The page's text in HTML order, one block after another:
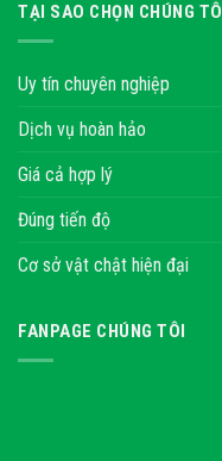
TẠI SAO CHỌN CHÚNG TÔI
Uy tín chuyên nghiệp
Dịch vụ hoàn hảo
Giá cả hợp lý
Đúng tiến độ
Cơ sở vật chật hiện đại
FANPAGE CHÚNG TÔI